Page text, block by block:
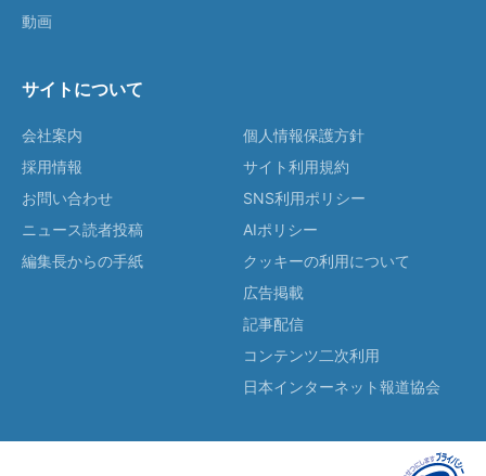
動画
サイトについて
会社案内
採用情報
お問い合わせ
ニュース読者投稿
編集長からの手紙
個人情報保護方針
サイト利用規約
SNS利用ポリシー
AIポリシー
クッキーの利用について
広告掲載
記事配信
コンテンツ二次利用
日本インターネット報道協会